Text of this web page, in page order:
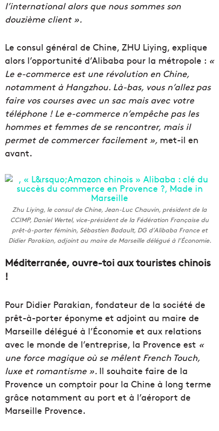
l’international alors que nous sommes son
douzièmeclient ».
Le consul général de Chine, ZHU Liying, explique
alors l’opportunité d’Alibaba pour la métropole : «
Le e-commerce est une révolution en Chine,
notamment à Hangzhou. Là-bas, vous n’allez pas
faire vos courses avec un sac mais avec votre
téléphone ! Le e-commerce n’empêche pas les
hommes et femmes de se rencontrer, mais il
permet de commercer facilement », met-il en
avant.
Zhu Liying, le consul de Chine, Jean-Luc Chauvin, président de la
CCIMP, Daniel Wertel, vice-président de la Fédération Française du
prêt-à-porter féminin, Sébastien Badault, DG d’Alibaba France et
Didier Parakian, adjoint au maire de Marseille délégué à l’Économie.
Méditerranée, ouvre-toi aux touristes chinois
!
Pour Didier Parakian, fondateur de la société de
prêt-à-porter éponyme et adjoint au maire de
Marseille délégué à l’Économie et aux relations
avec le monde de l’entreprise, la Provence est «
une force magique où se mêlent French Touch,
luxe et romantisme ». Il souhaite faire de la
Provence un comptoir pour la Chine à long terme
grâce notamment au port et à l’aéroport de
Marseille Provence.